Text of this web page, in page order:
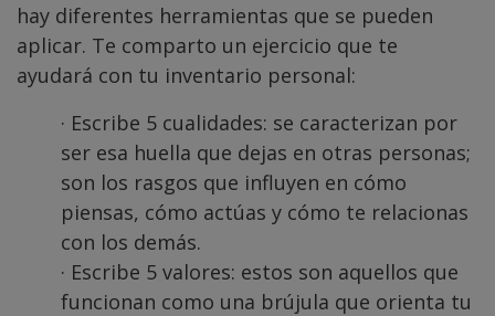
hay diferentes herramientas que se pueden
aplicar. Te comparto un ejercicio que te
ayudará con tu inventario personal:
· Escribe 5 cualidades: se caracterizan por
ser esa huella que dejas en otras personas;
son los rasgos que influyen en cómo
piensas, cómo actúas y cómo te relacionas
con los demás.
· Escribe 5 valores: estos son aquellos que
funcionan como una brújula que orienta tu